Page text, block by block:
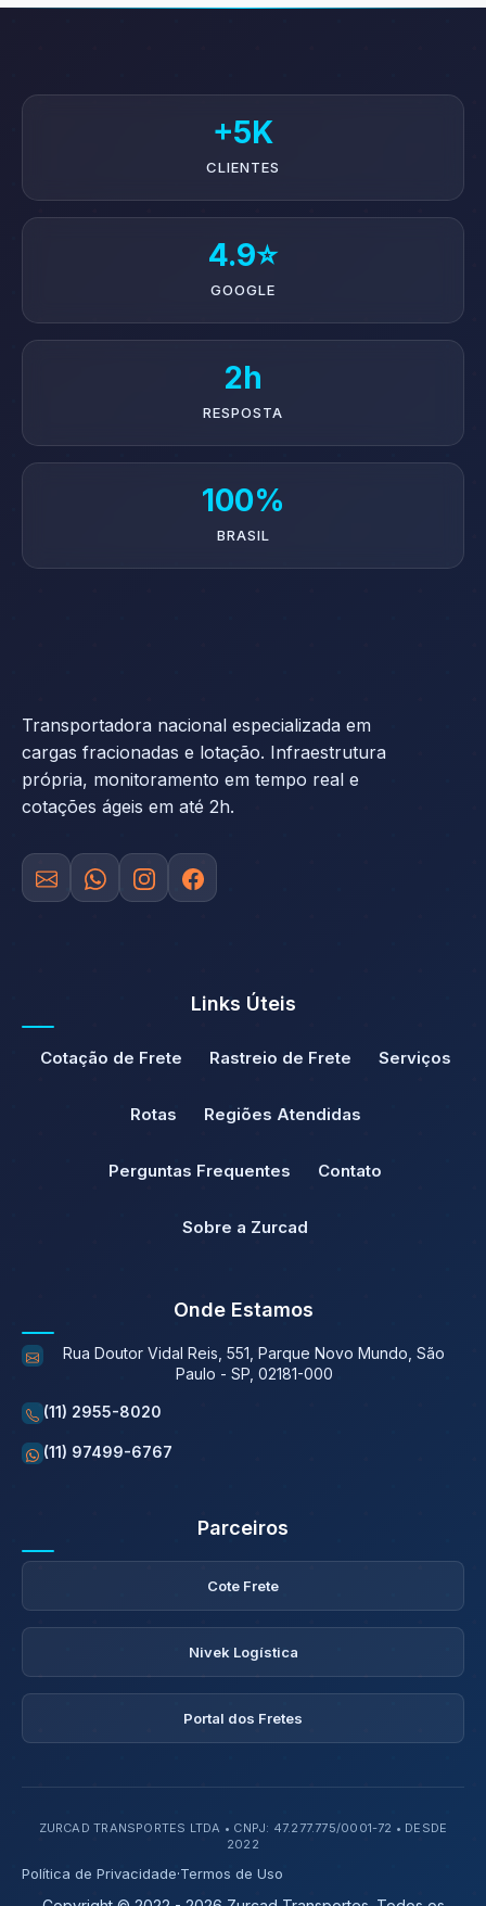
+5K
CLIENTES
4.9⭐
GOOGLE
2h
RESPOSTA
100%
BRASIL
Transportadora nacional especializada em
cargas fracionadas e lotação. Infraestrutura
própria, monitoramento em tempo real e
cotações ágeis em até 2h.
Links Úteis
Cotação de Frete Rastreio de Frete Serviços
Rotas Regiões Atendidas
Perguntas Frequentes Contato
Sobre a Zurcad
Onde Estamos
Rua Doutor Vidal Reis, 551, Parque Novo Mundo, São
Paulo - SP, 02181-000
(11) 2955-8020
(11) 97499-6767
Parceiros
Cote Frete
Nivek Logística
Portal dos Fretes
ZURCAD TRANSPORTES LTDA • CNPJ: 47.277.775/0001-72 • DESDE
2022
Política de Privacidade·Termos de Uso